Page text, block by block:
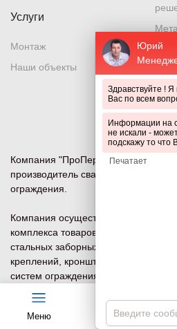
Меню Каталог
Юрий
Здравствуйте ! Я
Вас по всем
Информации на
не искали -
подскажу то что
Компания "ПроПериметр" —
производитель сварных сетчатых
ограждения.
Компания осуществляет
комплекса товаров для систем
стальных заборных сеток, ворот,
креплений, кронштейнов
систем ограждения и безопасности
объектов любого назначения.
Политика конфиденциальности
Услуги
Монтаж
Наши объекты